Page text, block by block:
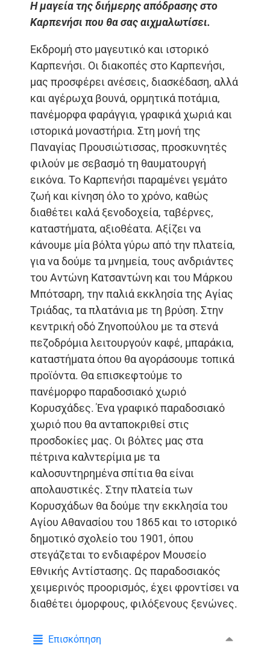
Η μαγεία τηςδιήμερης απόδρασης στο
Καρπενήσι που θα σας αιχμαλωτίσει.
Εκδρομή στο μαγευτικό και ιστορικό
Καρπενήσι. Οι διακοπές στο Καρπενήσι,
μας προσφέρει ανέσεις, διασκέδαση, αλλά
και αγέρωχα βουνά, ορμητικά ποτάμια,
πανέμορφα φαράγγια, γραφικά χωριά και
ιστορικά μοναστήρια. Στη μονή της
Παναγίας Προυσιώτισσας, προσκυνητές
φιλούν με σεβασμό τη θαυματουργή
εικόνα. Το Καρπενήσι παραμένει γεμάτο
ζωή και κίνηση όλο το χρόνο, καθώς
διαθέτει καλά ξενοδοχεία, ταβέρνες,
καταστήματα, αξιοθέατα. Αξίζει να
κάνουμε μία βόλτα γύρω από την πλατεία,
για να δούμε τα μνημεία, τους ανδριάντες
του Αντώνη Κατσαντώνη και του Μάρκου
Μπότσαρη, την παλιά εκκλησία της Αγίας
Τριάδας, τα πλατάνια με τη βρύση. Στην
κεντρική οδό Ζηνοπούλου με τα στενά
πεζοδρόμια λειτουργούν καφέ, μπαράκια,
καταστήματα όπου θα αγοράσουμε τοπικά
προϊόντα. Θα επισκεφτούμε το
πανέμορφο παραδοσιακό χωριό
Κορυσχάδες. Ένα γραφικό παραδοσιακό
χωριό που θα ανταποκριθεί στις
προσδοκίες μας. Οι βόλτες μας στα
πέτρινα καλντερίμια με τα
καλοσυντηρημένα σπίτια θα είναι
απολαυστικές. Στην πλατεία των
Κορυσχάδων θα δούμε την εκκλησία του
Αγίου Αθανασίου του 1865 και το ιστορικό
δημοτικό σχολείο του 1901, όπου
στεγάζεται το ενδιαφέρον Μουσείο
Εθνικής Αντίστασης. Ως παραδοσιακός
χειμερινός προορισμός, έχει φροντίσει να
διαθέτει όμορφους, φιλόξενους ξενώνες.
Επισκόπηση